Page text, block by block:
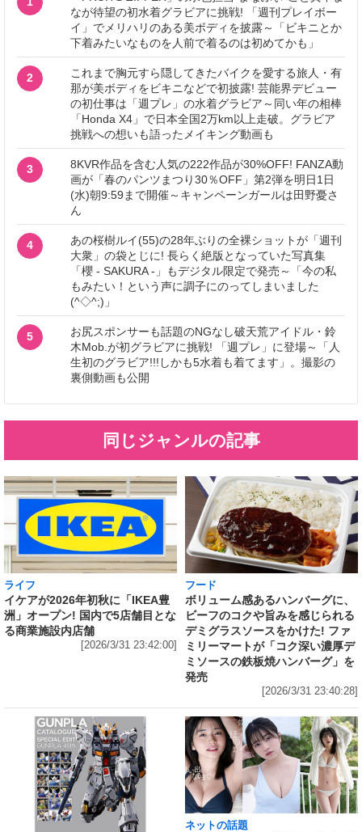
なが待望の初水着グラビアに挑戦! 「週刊プレイボー
イ」でメリハリのある美ボディを披露～「ビキニとか
下着みたいなものを人前で着るのは初めてかも」
2
これまで胸元すら隠してきたバイクを愛する旅人・有
那が美ボディをビキニなどで初披露! 芸能界デビュー
の初仕事は「週プレ」の水着グラビア～同い年の相棒
「Honda X4」で日本全国2万km以上走破。グラビア
挑戦への想いも語ったメイキング動画も
3
8KVR作品を含む人気の222作品が30%OFF! FANZA動
画が「春のパンツまつり30％OFF」第2弾を明日1日
(水)朝9:59まで開催～キャンペーンガールは田野憂さ
ん
4
あの桜樹ルイ(55)の28年ぶりの全裸ショットが「週刊
大衆」の袋とじに! 長らく絶版となっていた写真集
「櫻 - SAKURA -」もデジタル限定で発売～「今の私
もみたい！という声に調子にのってしまいました
(^◇^;)」
5
お尻スポンサーも話題のNGなし破天荒アイドル・鈴
木Mob.が初グラビアに挑戦! 「週プレ」に登場～「人
生初のグラビア!!!しかも5水着も着てます」。撮影の
裏側動画も公開
同じジャンルの記事
ライフ
イケアが2026年初秋に「IKEA豊
洲」オープン! 国内で5店舗目とな
る商業施設内店舗
[2026/3/31 23:42:00]
フード
ボリューム感あるハンバーグに、
ビーフのコクや旨みを感じられる
デミグラスソースをかけた! ファ
ミリーマートが「コク深い濃厚デ
ミソースの鉄板焼ハンバーグ」を
発売
[2026/3/31 23:40:28]
ネットの話題